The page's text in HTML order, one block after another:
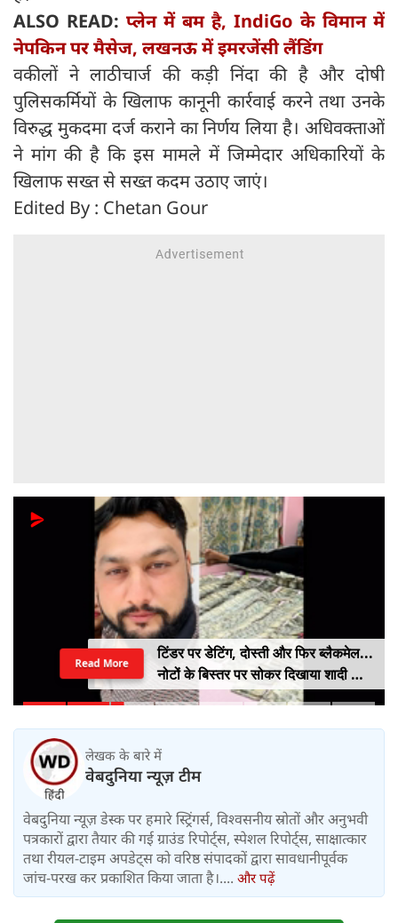
ALSO READ: प्लेन में बम है, IndiGo के विमान में
नेपकिन पर मैसेज, लखनऊ में इमरजेंसी लैंडिंग
वकीलों ने लाठीचार्ज की कड़ी निंदा की है और दोषी
पुलिसकर्मियों के खिलाफ कानूनी कार्रवाई करने तथा उनके
विरुद्ध मुकदमा दर्ज कराने का निर्णय लिया है। अधिवक्ताओं
ने मांग की है कि इस मामले में जिम्मेदार अधिकारियों के
खिलाफ सख्त से सख्त कदम उठाए जाएं।
Edited By : Chetan Gour
टिंडर पर डेटिंग, दोस्ती और फिर ब्लैकमेल...
नोटों के बिस्तर पर सोकर दिखाया शादी का
सपना, लूट लिए 6 करोड़ रुपए
Read More
लेखक के बारे में
वेबदुनिया न्यूज़ टीम
वेबदुनिया न्यूज़ डेस्क पर हमारे स्ट्रिंगर्स, विश्वसनीय स्रोतों और अनुभवी
पत्रकारों द्वारा तैयार की गई ग्राउंड रिपोर्ट्स, स्पेशल रिपोर्ट्स, साक्षात्कार
तथा रीयल-टाइम अपडेट्स को वरिष्ठ संपादकों द्वारा सावधानीपूर्वक
जांच-परख कर प्रकाशित किया जाता है।.... और पढ़ें